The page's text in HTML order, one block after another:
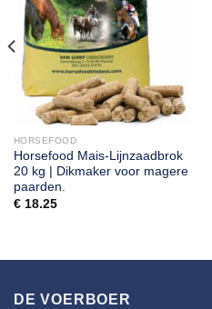
HORSEFOOD
Horsefood Mais-Lijnzaadbrok
20 kg | Dikmaker voor magere
paarden.
€18.25
DE VOERBOER